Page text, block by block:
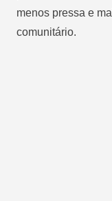
menos pressa e
comunitário.